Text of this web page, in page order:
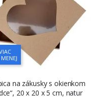
na zákusky s okienkom
20 x 20 x 5 cm, natur